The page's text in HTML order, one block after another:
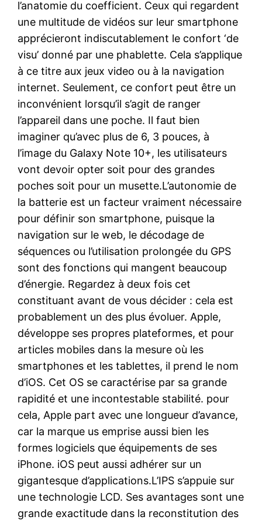
l’anatomie du coefficient. Ceux qui regardent
une multitude de vidéos sur leur smartphone
apprécieront indiscutablement le confort ‘de
visu’ donné par une phablette. Cela s’applique
à ce titre aux jeux video ou à la navigation
internet. Seulement, ce confort peut être un
inconvénient lorsqu’il s’agit de ranger
l’appareil dans une poche. Il faut bien
imaginer qu’avec plus de 6, 3 pouces, à
l’image du Galaxy Note 10+, les utilisateurs
vont devoir opter soit pour des grandes
poches soit pour un musette.L’autonomie de
la batterie est un facteur vraiment nécessaire
pour définir son smartphone, puisque la
navigation sur le web, le décodage de
séquences ou l’utilisation prolongée du GPS
sont des fonctions qui mangent beaucoup
d’énergie. Regardez à deux fois cet
constituant avant de vous décider : cela est
probablement un des plus évoluer. Apple,
développe ses propres plateformes, et pour
articles mobiles dans la mesure où les
smartphones et les tablettes, il prend le nom
d’iOS. Cet OS se caractérise par sa grande
rapidité et une incontestable stabilité. pour
cela, Apple part avec une longueur d’avance,
car la marque us emprise aussi bien les
formes logiciels que équipements de ses
iPhone. iOS peut aussi adhérer sur un
gigantesque d’applications.L’IPS s’appuie sur
une technologie LCD. Ses avantages sont une
grande exactitude dans la reconstitution des